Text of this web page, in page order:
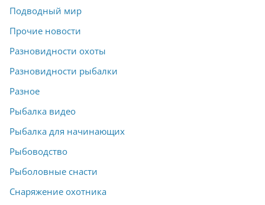
Подводный мир
Прочие новости
Разновидности охоты
Разновидности рыбалки
Разное
Рыбалка видео
Рыбалка для начинающих
Рыбоводство
Рыболовные снасти
Снаряжение охотника